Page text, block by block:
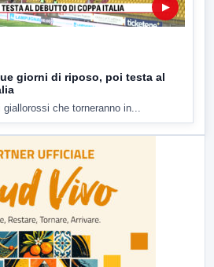
▶
giorni di riposo, poi testa al
che torneranno in...